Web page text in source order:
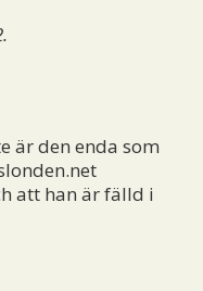
är den enda som
att han är fälld i